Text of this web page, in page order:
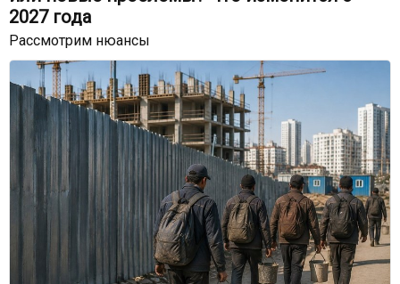
2027 года
Рассмотрим нюансы